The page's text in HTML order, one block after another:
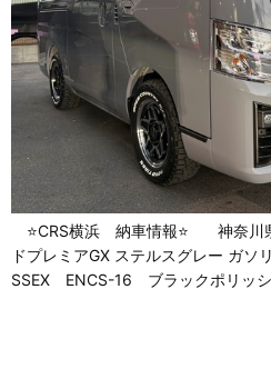
⭐CRS横浜 納車情報⭐ 神奈
ドプレミアGX ステルスグレー
SSEX ENCS-16 ブラックポリッ